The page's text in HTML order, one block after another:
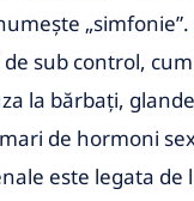
sub control,
la bărbați,
de hormoni
este legata de